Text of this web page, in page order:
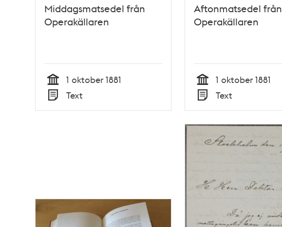
Middagsmatsedel från
Operakällaren
Tid
1 oktober 1881
Typ
Text
Aftonmatsedel från
Operakällaren
Tid
1 oktober 1881
Typ
Text